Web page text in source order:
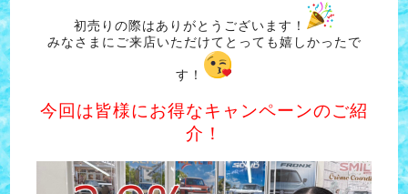
初売りの際はありがとうございます！
みなさまにご来店いただけてとっても嬉しかったで
す！
今回は皆様にお得なキャンペーンのご紹
介！